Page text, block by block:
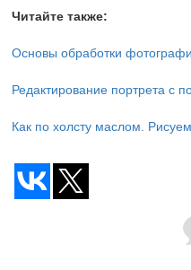
Читайте также:
Основы обработки
Редактирование портрета с
Как по холсту маслом.